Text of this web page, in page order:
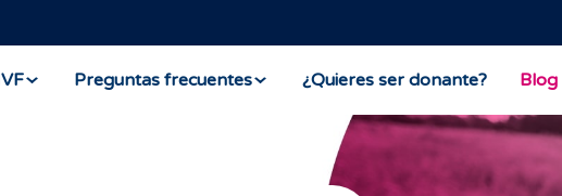
Preguntas frecuentes ¿Quieres ser donante? Blog